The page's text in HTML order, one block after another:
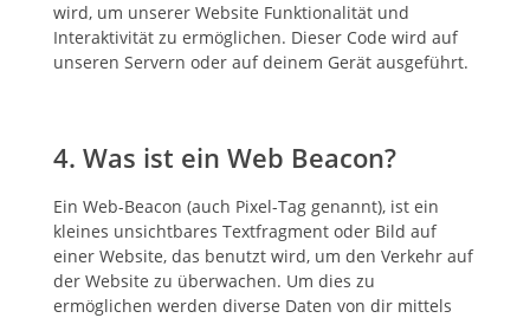
wird, um unserer Website Funktionalität und
Interaktivität zu ermöglichen. Dieser Code wird auf
unseren Servern oder auf deinem Gerät ausgeführt.
4. Was ist ein Web Beacon?
Ein Web-Beacon (auch Pixel-Tag genannt), ist ein
kleines unsichtbares Textfragment oder Bild auf
einer Website, das benutzt wird, um den Verkehr auf
der Website zu überwachen. Um dies zu
ermöglichen werden diverse Daten von dir mittels